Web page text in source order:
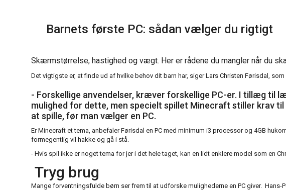
Barnets første PC: sådan vælger du rigtigt
Skærmstørrelse, hastighed og vægt. Her er rådene du mangler når du
Det vigtigste er, at finde ud af hvilke behov dit barn har, siger Lars Christen Førisdal,
- Forskellige anvendelser, kræver forskellige PC-er. I tillæg til
mulighed for dette, men specielt spillet Minecraft stiller krav
at spille, før man vælger en PC.
Er Minecraft et tema, anbefaler Førisdal en PC med minimum i3 processor og 4GB
formegentlig vil hakke og gå i stå.
- Hvis spil ikke er noget tema for jer i det hele taget, kan en lidt enklere model som en
Tryg brug
Mange forventningsfulde børn ser frem til at udforske mulighederne en PC giver.